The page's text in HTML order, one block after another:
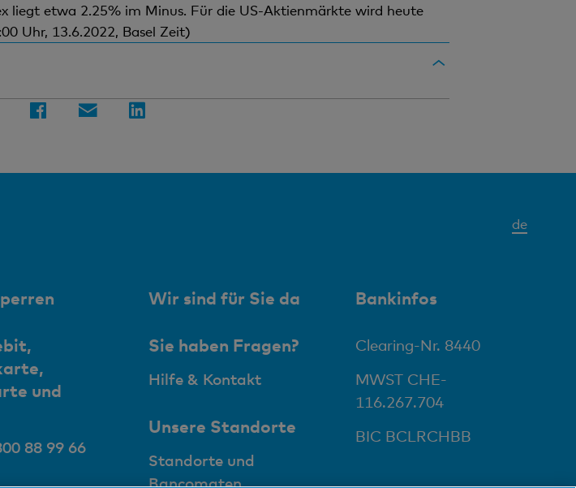
liegt etwa 2.25% im Minus. Für die US-Aktienmärkte wird heute
Uhr, 13.6.2022, Basel Zeit)
deAktives
und
88 99 66
Wir sind für Sie da
Sie haben Fragen?
Hilfe & Kontakt
Unsere Standorte
Standorte und
Bancomaten
Bankinfos
Clearing-Nr. 8440
MWST CHE-
116.267.704
BIC BCLRCHBB